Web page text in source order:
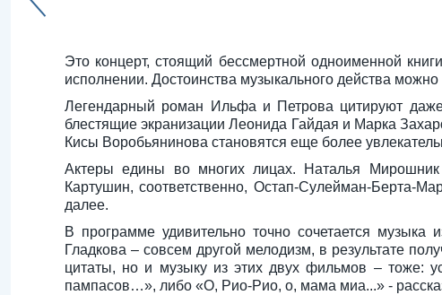
Это концерт, стоящий бессмертной одноименной
исполнении. Достоинства музыкального действа
Легендарный роман Ильфа и Петрова цитируют
блестящие экранизации Леонида Гайдая и Марка
Кисы Воробьянинова становятся еще более
Актеры едины во многих лицах. Наталья
Картушин, соответственно, Остап-Сулейман-Берта-
далее.
В программе удивительно точно сочетается
Гладкова – совсем другой мелодизм, в результате
цитаты, но и музыку из этих двух фильмов – тоже:
пампасов…», либо «О, Рио-Рио, о, мама миа...» -